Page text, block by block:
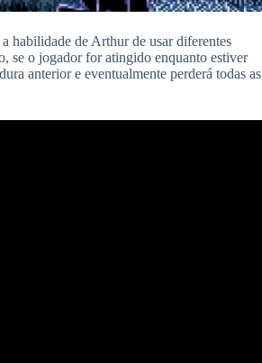
a habilidade de Arthur de usar diferentes
se o jogador for atingido enquanto estiver
anterior e eventualmente perderá todas as